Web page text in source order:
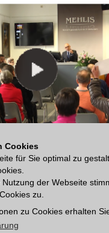
Cookies
für Sie optimal zu
der Webseite
zu.
zu Cookies erhalten
Registrieren